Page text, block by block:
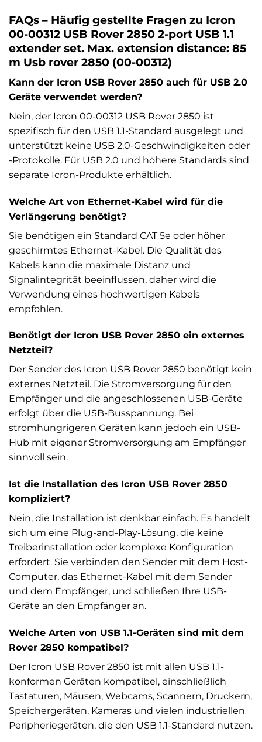
FAQs – Häufig gestellte Fragen zu Icron
00-00312 USB Rover 2850 2-port USB 1.1
extender set. Max. extension distance: 85
m Usb rover 2850 (00-00312)
Kann der Icron USB Rover 2850 auch für USB 2.0
Geräte verwendet werden?
Nein, der Icron 00-00312 USB Rover 2850 ist
spezifisch für den USB 1.1-Standard ausgelegt und
unterstützt keine USB 2.0-Geschwindigkeiten oder
-Protokolle. Für USB 2.0 und höhere Standards sind
separate Icron-Produkte erhältlich.
Welche Art von Ethernet-Kabel wird für die
Verlängerung benötigt?
Sie benötigen ein Standard CAT 5e oder höher
geschirmtes Ethernet-Kabel. Die Qualität des
Kabels kann die maximale Distanz und
Signalintegrität beeinflussen, daher wird die
Verwendung eines hochwertigen Kabels
empfohlen.
Benötigt der Icron USB Rover 2850 ein externes
Netzteil?
Der Sender des Icron USB Rover 2850 benötigt kein
externes Netzteil. Die Stromversorgung für den
Empfänger und die angeschlossenen USB-Geräte
erfolgt über die USB-Busspannung. Bei
stromhungrigeren Geräten kann jedoch ein USB-
Hub mit eigener Stromversorgung am Empfänger
sinnvoll sein.
Ist die Installation des Icron USB Rover 2850
kompliziert?
Nein, die Installation ist denkbar einfach. Es handelt
sich um eine Plug-and-Play-Lösung, die keine
Treiberinstallation oder komplexe Konfiguration
erfordert. Sie verbinden den Sender mit dem Host-
Computer, das Ethernet-Kabel mit dem Sender
und dem Empfänger, und schließen Ihre USB-
Geräte an den Empfänger an.
Welche Arten von USB 1.1-Geräten sind mit dem
Rover 2850 kompatibel?
Der Icron USB Rover 2850 ist mit allen USB 1.1-
konformen Geräten kompatibel, einschließlich
Tastaturen, Mäusen, Webcams, Scannern, Druckern,
Speichergeräten, Kameras und vielen industriellen
Peripheriegeräten, die den USB 1.1-Standard nutzen.